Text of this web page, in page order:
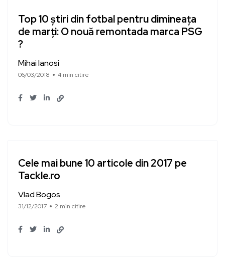
Top 10 știri din fotbal pentru dimineața
de marți: O nouă remontada marca PSG
?
Mihai Ianosi
06/03/2018 4 min citire
Cele mai bune 10 articole din 2017 pe
Tackle.ro
Vlad Bogos
31/12/2017 2 min citire